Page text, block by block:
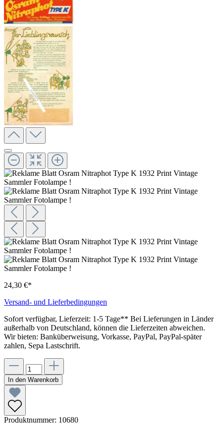
24,30 €*
Versand- und Lieferbedingungen
Sofort verfügbar, Lieferzeit: 1-5 Tage** Bei Lieferungen in Länder
außerhalb von Deutschland, können die Lieferzeiten abweichen.
Wir bieten: Banküberweisung, Vorkasse, PayPal, PayPal-später
zahlen, Sepa Lastschrift.
In den Warenkorb
Produktnummer: 10680